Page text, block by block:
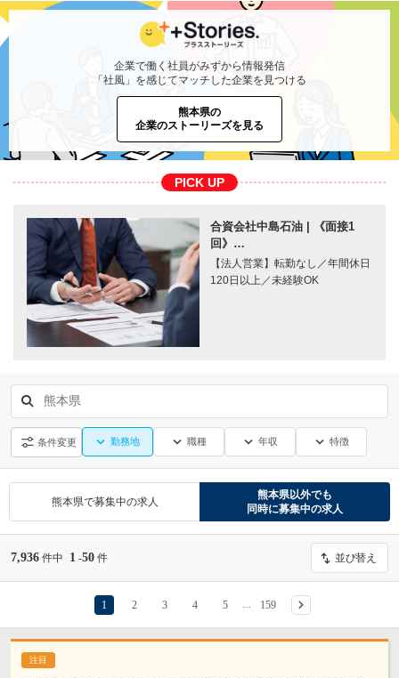
企業で働く社員がみずから情報発信
「社風」を感じてマッチした企業を見つける
熊本県の
企業のストーリーズを見る
PICK UP
合資会社中島石油 | 《面接1
回》…
【法人営業】転勤なし／年間休日
120日以上／未経験OK
熊本県
条件変更 勤務地 職種 年収 特徴
熊本県で募集中の求人
熊本県以外でも
同時に募集中の求人
7,936 件中 1 -50 件 並び替え
1 2 3 4 5 159